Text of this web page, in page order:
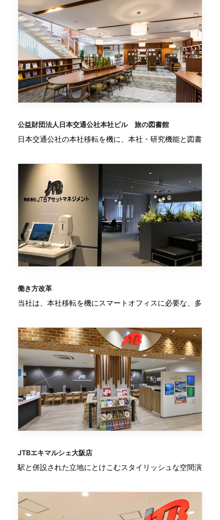
公益財団法人日本交通公社本社ビル 旅の図書館
日本交通公社の本社移転を機に、本社・研究機能と図書
働き方改革
当社は、本社移転を機にスマートオフィスに必要な、多
JTBエキマルシェ大阪店
駅と併設された立地にとけこむスタイリッシュな空間演